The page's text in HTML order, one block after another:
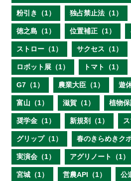
粉引き（1） 独占禁止法（1）
徳之島（1） 位置補正（1）
ストロー（1） サクセス（1）
ロボット展（1） トマト（1）
G7（1） 農業大臣（1） 遊
富山（1） 滋賀（1） 植物保
奨学金（1） 新規剤（1）
グリップ（1） 春のきらめきク
実演会（1） アグリノート（1）
宮城（1） 営農API（1） 公